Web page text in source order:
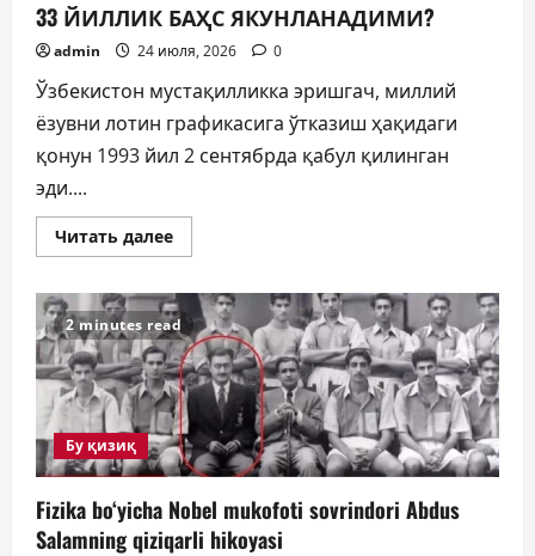
33 ЙИЛЛИК БАҲС ЯКУНЛАНАДИМИ?
admin 24 июля, 2026 0
Ўзбекистон мустақилликка эришгач, миллий
ёзувни лотин графикасига ўтказиш ҳақидаги
қонун 1993 йил 2 сентябрда қабул қилинган
эди....
Читать далееПрочитать
больше
ЙИЛЛИК
БАҲС
ЯКУНЛАНАДИМИ?
2 minutes read
Бу қизиқ
Fizika bo‘yicha Nobel mukofoti sovrindori Abdus
Salamning qiziqarli hikoyasi